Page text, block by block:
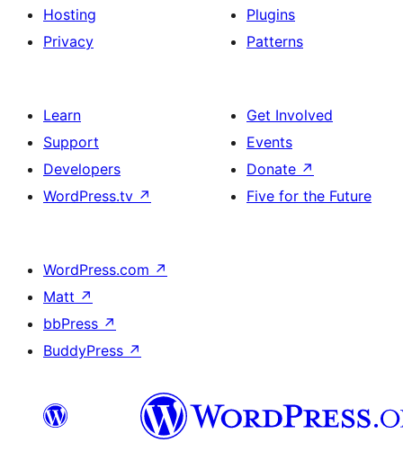
Hosting
Privacy
Plugins
Patterns
Learn
Support
Developers
WordPress.tv ↗
Get Involved
Events
Donate ↗
Five for the Future
WordPress.com ↗
Matt ↗
bbPress ↗
BuddyPress ↗